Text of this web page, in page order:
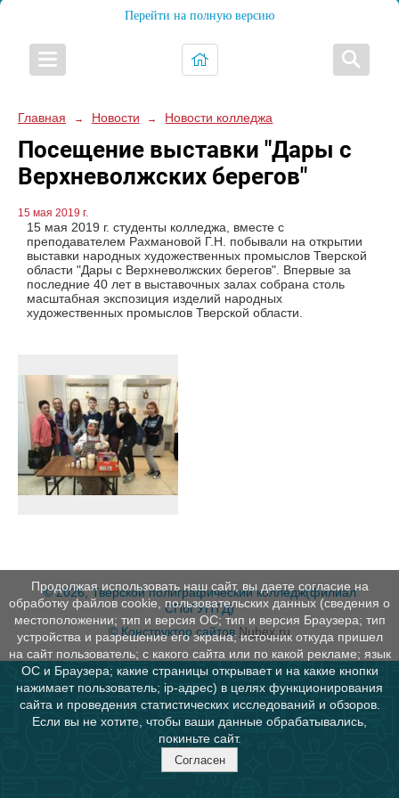
Перейти на полную версию
Главная → Новости → Новости колледжа
Посещение выставки "Дары с
Верхневолжских берегов"
15 мая 2019 г.
15 мая 2019 г. студенты колледжа, вместе с
преподавателем Рахмановой Г.Н. побывали на открытии
выставки народных художественных промыслов Тверской
области "Дары с Верхневолжских берегов". Впервые за
последние 40 лет в выставочных залах собрана столь
масштабная экспозиция изделий народных
художественных промыслов Тверской области.
© 2026, Тверской полиграфический колледж(филиал
СПбГУПТД)
© Конструктор сайтов Nubex.ru
Продолжая использовать наш сайт, вы даете согласие на
обработку файлов cookie, пользовательских данных (сведения о
местоположении; тип и версия ОС; тип и версия Браузера; тип
устройства и разрешение его экрана; источник откуда пришел
на сайт пользователь; с какого сайта или по какой рекламе; язык
ОС и Браузера; какие страницы открывает и на какие кнопки
нажимает пользователь; ip-адрес) в целях функционирования
сайта и проведения статистических исследований и обзоров.
Если вы не хотите, чтобы ваши данные обрабатывались,
покиньте сайт.
Согласен